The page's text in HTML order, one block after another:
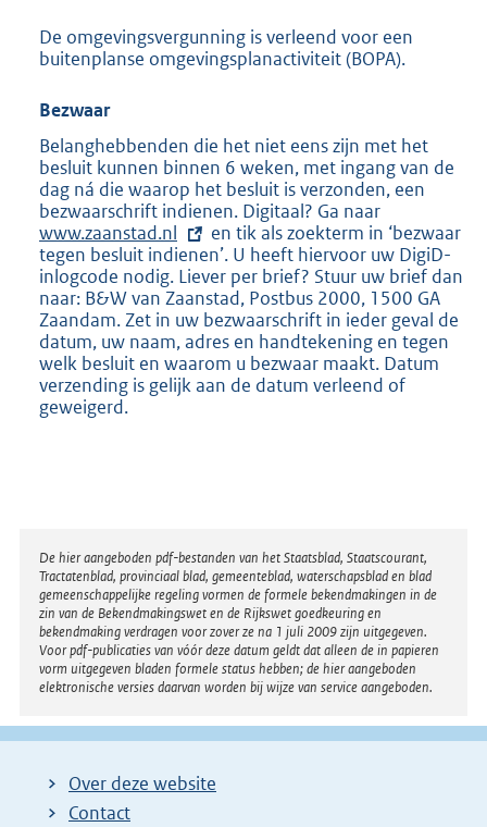
De omgevingsvergunning is verleend voor een
buitenplanse omgevingsplanactiviteit (BOPA).
Bezwaar
Belanghebbenden die het niet eens zijn met het
besluit kunnen binnen 6 weken, met ingang van de
dag ná die waarop het besluit is verzonden, een
bezwaarschrift indienen. Digitaal? Ga naar
x
t
e
r
n
e
i
www.zaanstad.nl
en tik als zoekterm in ‘bezwaar
tegen besluit indienen’. U heeft hiervoor uw DigiD-
inlogcode nodig. Liever per brief? Stuur uw brief dan
naar: B&W van Zaanstad, Postbus 2000, 1500 GA
Zaandam. Zet in uw bezwaarschrift in ieder geval de
datum, uw naam, adres en handtekening en tegen
welk besluit en waarom u bezwaar maakt. Datum
verzending is gelijk aan de datum verleend of
geweigerd.
Disclaimer
De hier aangeboden pdf-bestanden van het Staatsblad, Staatscourant,
Tractatenblad, provinciaal blad, gemeenteblad, waterschapsblad en blad
gemeenschappelijke regeling vormen de formele bekendmakingen in de
zin van de Bekendmakingswet en de Rijkswet goedkeuring en
bekendmaking verdragen voor zover ze na 1 juli 2009 zijn uitgegeven.
Voor pdf-publicaties van vóór deze datum geldt dat alleen de in papieren
vorm uitgegeven bladen formele status hebben; de hier aangeboden
elektronische versies daarvan worden bij wijze van service aangeboden.
Over deze website
Contact